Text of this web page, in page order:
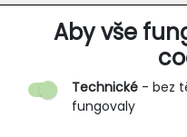
Aby vše
Technické - bez
fungovaly
O SPOLEČNOSTI
O nás
Partnerské prodejny